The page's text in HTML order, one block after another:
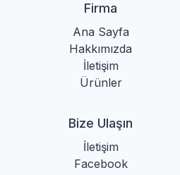
Firma
Ana Sayfa
Hakkımızda
İletişim
Ürünler
Bize Ulaşın
İletişim
Facebook